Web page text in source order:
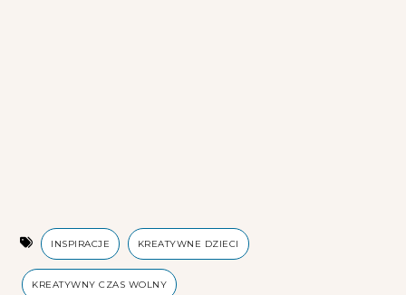
INSPIRACJE KREATYWNE DZIECI
KREATYWNY CZAS WOLNY